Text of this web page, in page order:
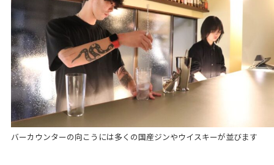
バーカウンターの向こうには多くの国産ジンやウイスキーが並びます